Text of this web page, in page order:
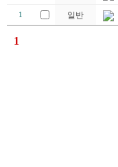
1 일반
1